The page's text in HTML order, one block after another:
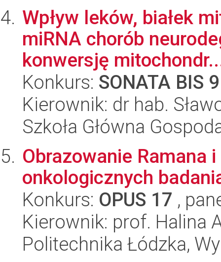
Wpływ leków, białek
miRNA chorób
konwersję
Konkurs: SONATA BIS 9
Kierownik: dr hab.
Szkoła Główna
Obrazowanie Ramana
onkologicznych
Konkurs: OPUS 17 ,
Kierownik: prof. Halina
Politechnika Łódzka,